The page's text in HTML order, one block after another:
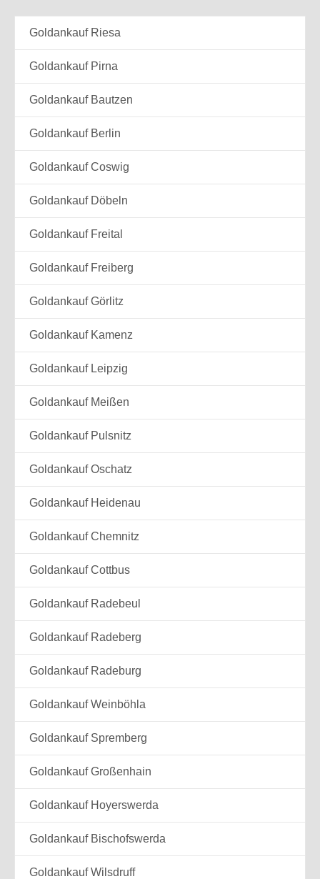
Goldankauf Riesa
Goldankauf Pirna
Goldankauf Bautzen
Goldankauf Berlin
Goldankauf Coswig
Goldankauf Döbeln
Goldankauf Freital
Goldankauf Freiberg
Goldankauf Görlitz
Goldankauf Kamenz
Goldankauf Leipzig
Goldankauf Meißen
Goldankauf Pulsnitz
Goldankauf Oschatz
Goldankauf Heidenau
Goldankauf Chemnitz
Goldankauf Cottbus
Goldankauf Radebeul
Goldankauf Radeberg
Goldankauf Radeburg
Goldankauf Weinböhla
Goldankauf Spremberg
Goldankauf Großenhain
Goldankauf Hoyerswerda
Goldankauf Bischofswerda
Goldankauf Wilsdruff